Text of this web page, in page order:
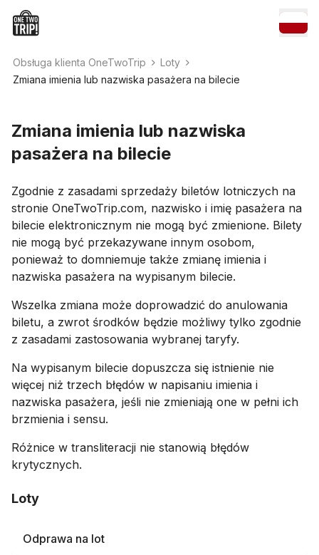
Obsługa klienta OneTwoTrip
Loty
Zmiana imienia lub nazwiska pasażera na bilecie
Zmiana imienia lub nazwiska
pasażera na bilecie
Zgodnie z zasadami sprzedaży biletów lotniczych na
stronie OneTwoTrip.com, nazwisko i imię pasażera na
bilecie elektronicznym nie mogą być zmienione. Bilety
nie mogą być przekazywane innym osobom,
ponieważ to domniemuje także zmianę imienia i
nazwiska pasażera na wypisanym bilecie.
Wszelka zmiana może doprowadzić do anulowania
biletu, a zwrot środków będzie możliwy tylko zgodnie
z zasadami zastosowania wybranej taryfy.
Na wypisanym bilecie dopuszcza się istnienie nie
więcej niż trzech błędów w napisaniu imienia i
nazwiska pasażera, jeśli nie zmieniają one w pełni ich
brzmienia i sensu.
Różnice w transliteracji nie stanowią błędów
krytycznych.
Loty
Odprawa na lot